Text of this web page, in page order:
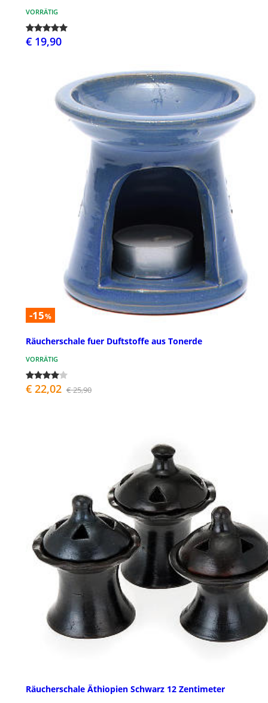
VORRÄTIG
€ 19,90
-15%
Räucherschale fuer Duftstoffe aus Tonerde
VORRÄTIG
€ 22,02 € 25,90
Räucherschale Äthiopien Schwarz 12 Zentimeter